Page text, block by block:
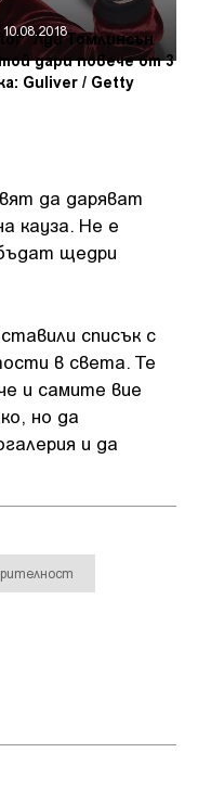
Луи Томлинсън
дари повече от 3
Guliver / Getty
да даряват
кауза. Не е
щедри
списък с
в света. Те
и самите вие
но да
и да